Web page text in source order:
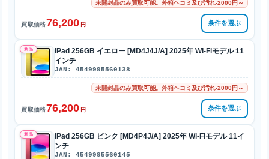
未開封品のみ買取可能。外箱ヘコミ及び汚れ-2000円～
買取価格76,200 円 条件を選ぶ
新品
iPad 256GB イエロー [MD4J4J/A] 2025年 Wi-Fiモデル 11
インチ
JAN: 4549995560138
未開封品のみ買取可能。外箱ヘコミ及び汚れ-2000円～
買取価格76,200 円 条件を選ぶ
新品
iPad 256GB ピンク [MD4P4J/A] 2025年 Wi-Fiモデル 11イ
ンチ
JAN: 4549995560145